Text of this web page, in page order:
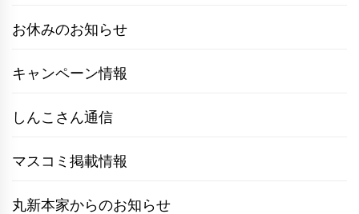
お休みのお知らせ
キャンペーン情報
しんこさん通信
マスコミ掲載情報
丸新本家からのお知らせ